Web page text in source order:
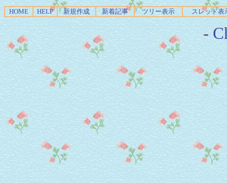
HOME HELP 新規作成 新着記事 ツリー表示 スレッド表
-